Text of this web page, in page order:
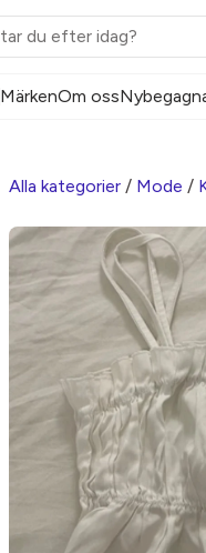
MärkenOm oss
Alla kategorier / Mode /